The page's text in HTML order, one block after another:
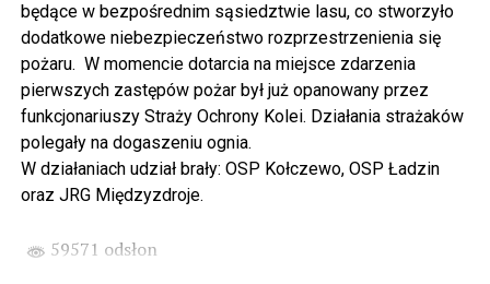
spod biblioteki). O godzinie 19.00 w kolegiacie
wysłuchamy organowego koncertu w wykonaniu
państwa Witkowskich.
Wyjątkowym wydarzeniem będzie koncert w wykonaniu
Kawuś Music Project, podczas którego wysłuchamy
polskich przebojów w jazzowej aranżacji (godz. 20.00
przed biblioteką). Podczas koncertu zaplanowaliśmy dla
będące w bezpośrednim sąsiedztwie lasu, co stworzyło
dodatkowe niebezpieczeństwo rozprzestrzenienia się
pożaru. W momencie dotarcia na miejsce zdarzenia
pierwszych zastępów pożar był już opanowany przez
funkcjonariuszy Straży Ochrony Kolei. Działania strażaków
polegały na dogaszeniu ognia.
W działaniach udział brały: OSP Kołczewo, OSP Ładzin
oraz JRG Międzyzdroje.
59571 odsłon